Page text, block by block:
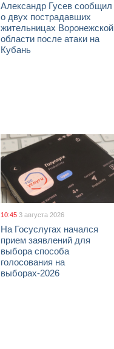
Александр Гусев сообщил
о двух пострадавших
жительницах Воронежской
области после атаки на
Кубань
10:45 3 августа 2026
На Госуслугах начался
прием заявлений для
выбора способа
голосования на
выборах-2026